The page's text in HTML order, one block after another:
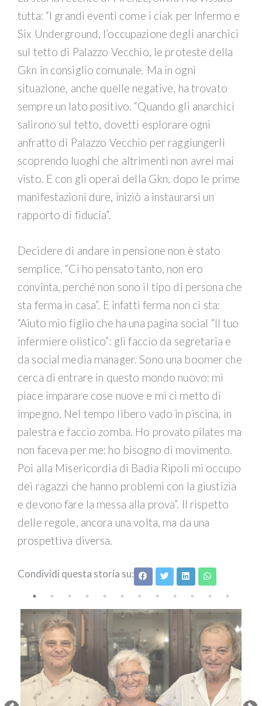
tutta: “I grandi eventi come i ciak per Infermo e
Six Underground, l’occupazione degli anarchici
sul tetto di Palazzo Vecchio, le proteste della
Gkn in consiglio comunale. Ma in ogni
situazione, anche quelle negative, ha trovato
sempre un lato positivo. “Quando gli anarchici
salirono sul tetto, dovetti esplorare ogni
anfratto di Palazzo Vecchio per raggiungerli
scoprendo luoghi che altrimenti non avrei mai
visto. E con gli operai della Gkn, dopo le prime
manifestazioni dure, iniziò a instaurarsi un
rapporto di fiducia”.
Decidere di andare in pensione non è stato
semplice. “Ci ho pensato tanto, non ero
convinta, perché non sono il tipo di persona che
sta ferma in casa”. E infatti ferma non ci sta:
“Aiuto mio figlio che ha una pagina social “Il tuo
infermiere olistico”: gli faccio da segretaria e
da social media manager. Sono una boomer che
cerca di entrare in questo mondo nuovo: mi
piace imparare cose nuove e mi ci metto di
impegno. Nel tempo libero vado in piscina, in
palestra e faccio zomba. Ho provato pilates ma
non faceva per me: ho bisogno di movimento.
Poi alla Misericordia di Badia Ripoli mi occupo
dei ragazzi che hanno problemi con la giustizia
e devono fare la messa alla prova”. Il rispetto
delle regole, ancora una volta, ma da una
prospettiva diversa.
Condividi questa storia su: